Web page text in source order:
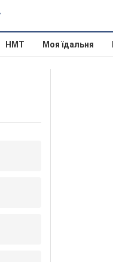
НМТ Моя їдальня